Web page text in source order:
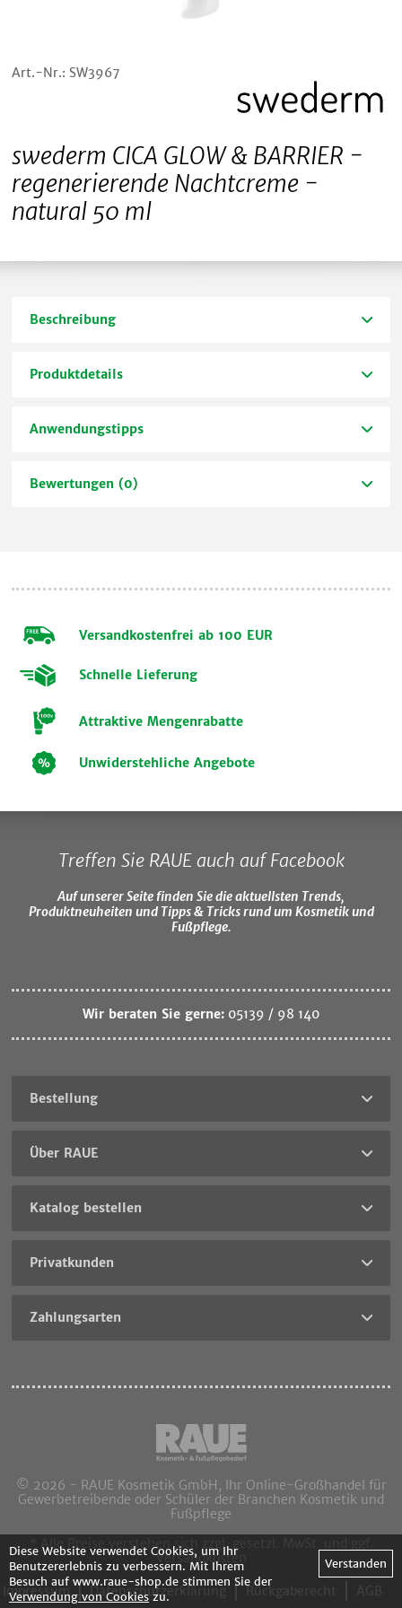
Art.-Nr.: SW3967
swederm CICA GLOW & BARRIER -
regenerierende Nachtcreme -
natural 50 ml
Beschreibung
Produktdetails
Anwendungstipps
Bewertungen (0)
Versandkostenfrei ab 100 EUR
Schnelle Lieferung
Attraktive Mengenrabatte
Unwiderstehliche Angebote
Treffen Sie RAUE auch auf Facebook
Auf unserer Seite finden Sie die aktuellsten Trends,
Produktneuheiten und Tipps & Tricks rund um Kosmetik und
Fußpflege.
Wir beraten Sie gerne: 05139 / 98 140
Bestellung
Über RAUE
Katalog bestellen
Privatkunden
Zahlungsarten
© 2026 - RAUE Kosmetik GmbH, Ihr Online-Großhandel für
Gewerbetreibende oder Schüler der Branchen Kosmetik und
Fußpflege
* Alle Preise verstehen sich zzgl. gesetzl. MwSt. und ggf.
Versandkosten
Impressum Datenschutzerklärung Rückgaberecht
Diese Website verwendet Cookies, um Ihr
Benutzererlebnis zu verbessern. Mit Ihrem
Besuch auf www.raue-shop.de stimmen Sie der
Verwendung von Cookies zu.
Verstanden